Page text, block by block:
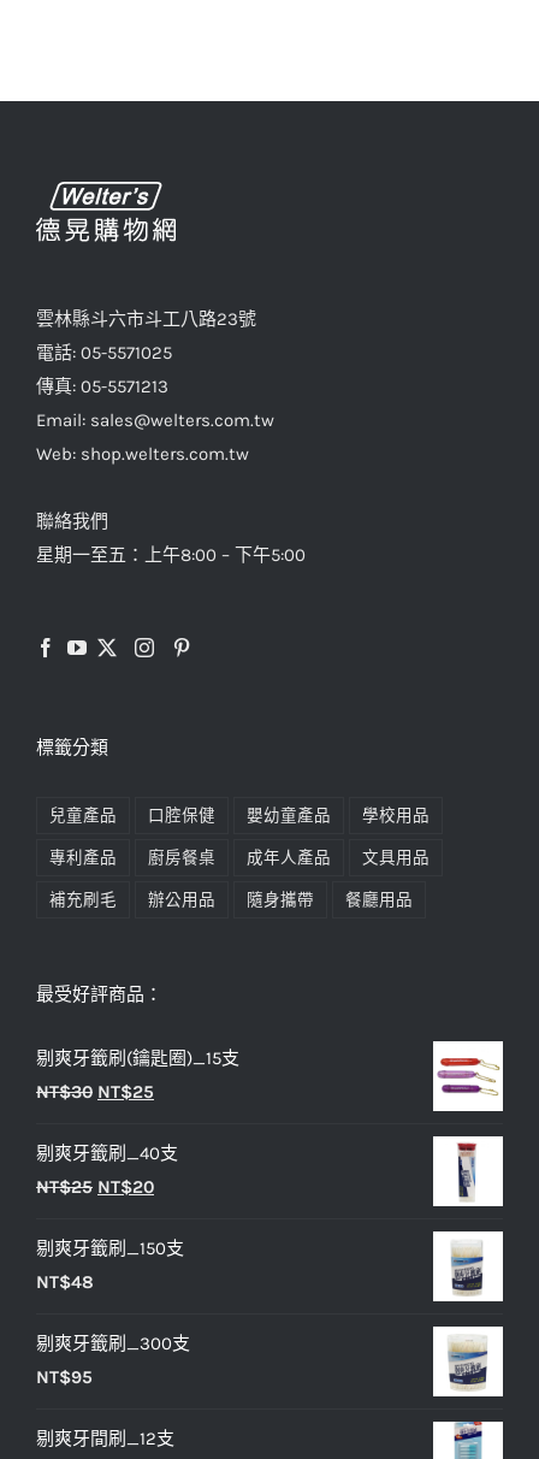
雲林縣斗六市斗工八路23號
電話: 05-5571025
傳真: 05-5571213
Email: sales@welters.com.tw
Web: shop.welters.com.tw
聯絡我們
星期一至五：上午8:00 – 下午5:00
標籤分類
兒童產品 口腔保健 嬰幼童產品 學校用品
專利產品 廚房餐桌 成年人產品 文具用品
補充刷毛 辦公用品 隨身攜帶 餐廳用品
最受好評商品：
剔爽牙籤刷(鑰匙圈)_15支
NT$30 原
價
格：
NT$25
價
格：
剔爽牙籤刷_40支
NT$25 原
價
NT$20目
價
剔爽牙籤刷_150支
NT$48
剔爽牙籤刷_300支
NT$95
剔爽牙間刷_12支